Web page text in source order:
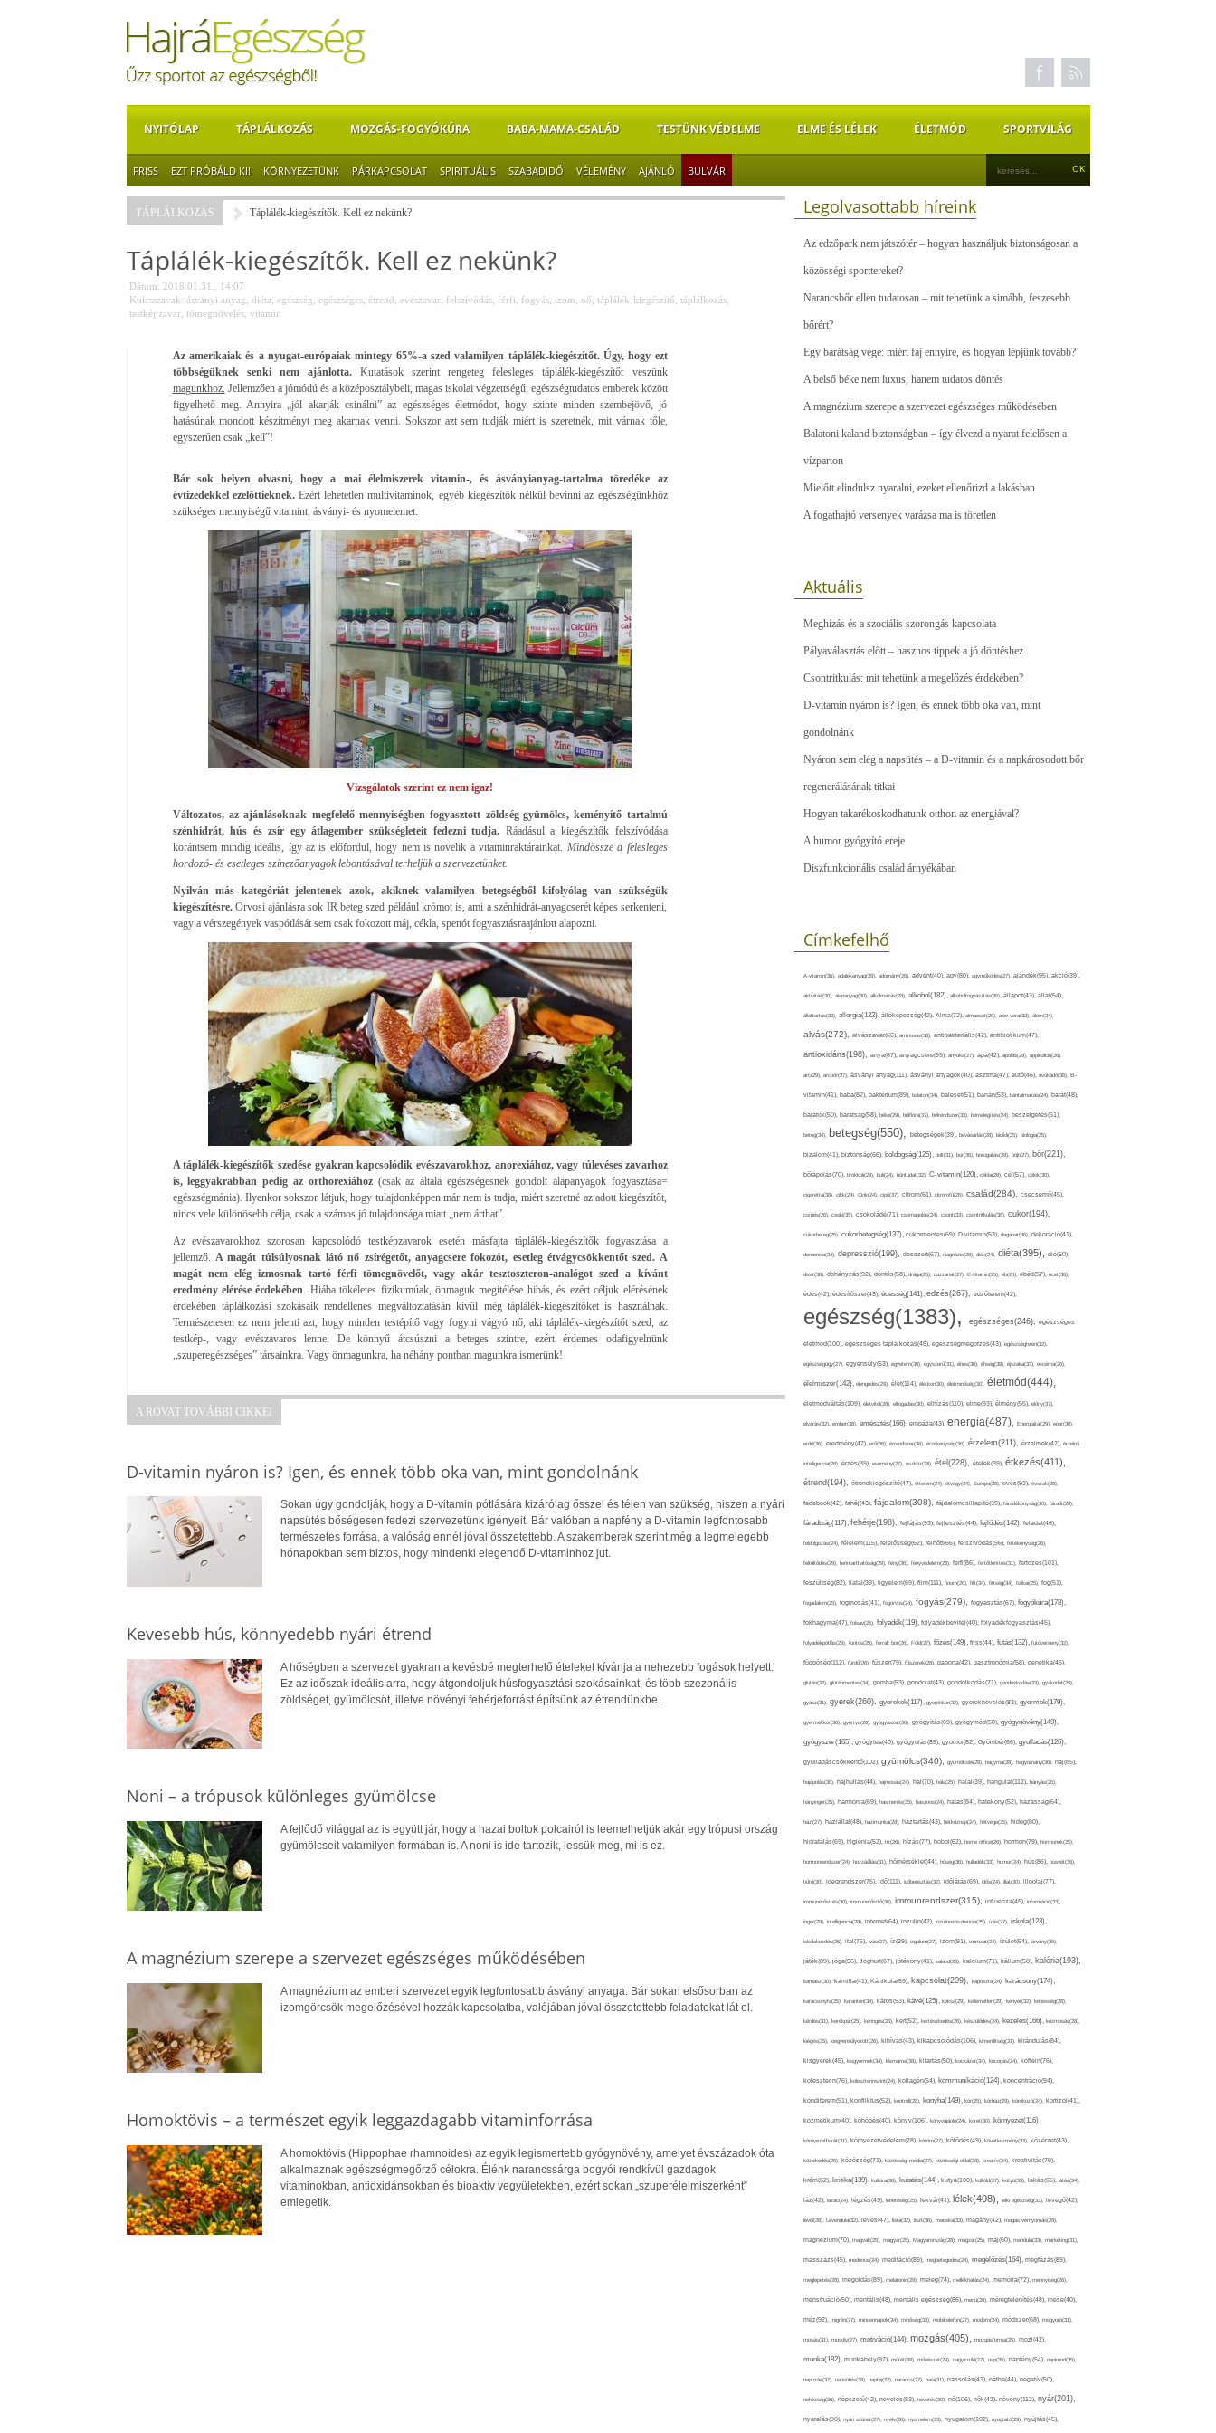
NYITÓLAP TÁPLÁLKOZÁS MOZGÁS-FOGYÓKÚRA BABA-MAMA-CSALÁD TESTÜNK VÉDELME ELME ÉS LÉLEK ÉLETMÓD SPORTVILÁG
FRISS EZT PRÓBÁLD KI! KÖRNYEZETÜNK PÁRKAPCSOLAT SPIRITUÁLIS SZABADIDŐ VÉLEMÉNY AJÁNLÓ BULVÁR
TÁPLÁLKOZÁS Táplálék-kiegészítők. Kell ez nekünk?
Táplálék-kiegészítők. Kell ez nekünk?
Dátum: 2018.01.31., 14:07
Kulcsszavak: ásványi anyag diéta egészség egészséges, étrend evészavar, felszívódás, férfi fogyás, izom nő táplálék-kiegészítő táplálkozás,
testképzavar, tömegnövelés, vitamin
Az amerikaiak és a nyugat-európaiak mintegy 65%-a szed valamilyen táplálék-kiegészítőt. Úgy, hogy ezt
többségüknek senki nem ajánlotta.Kutatások szerintrengeteg felesleges táplálék-kiegészítőt veszünk
magunkhoz. Jellemzően a jómódú és a középosztálybeli, magas iskolai végzettségű, egészségtudatos emberek között
figyelhető meg. Annyira „jól akarják csinálni” az egészséges életmódot, hogy szinte minden szembejövő, jó
hatásúnak mondott készítményt meg akarnak venni. Sokszor azt sem tudják miért is szeretnék, mit várnak tőle,
egyszerűen csak „kell”!
Bár sok helyen olvasni, hogy a mai élelmiszerek vitamin-, és ásványianyag-tartalma töredéke az
évtizedekkel ezelőttieknek.Ezért lehetetlen multivitaminok, egyéb kiegészítők nélkül bevinni az egészségünkhöz
szükséges mennyiségű vitamint, ásványi- és nyomelemet.
Vizsgálatok szerint ez nem igaz!
Változatos, az ajánlásoknak megfelelő mennyiségben fogyasztott zöldség-gyümölcs, keményítő tartalmú
szénhidrát, hús és zsír egy átlagember szükségleteit fedezni tudja. Ráadásul a kiegészítők felszívódása
korántsem mindig ideális, így az is előfordul, hogy nem is növelik a vitaminraktárainkat. Mindössze a felesleges
hordozó- és esetleges színezőanyagok lebontásával terheljük a szervezetünket.
Nyilván más kategóriát jelentenek azok, akiknek valamilyen betegségből kifolyólag van szükségük
kiegészítésre.Orvosi ajánlásra sok IR beteg szed például krómot is, ami a szénhidrát-anyagcserét képes serkenteni,
vagy a vérszegények vaspótlását sem csak fokozott máj, cékla, spenót fogyasztásraajánlott alapozni.
A táplálék-kiegészítők szedése gyakran kapcsolódik evészavarokhoz, anorexiához, vagy túlevéses zavarhoz
is, leggyakrabban pedig az orthorexiához(csak az általa egészségesnek gondolt alapanyagok fogyasztása=
egészségmánia). Ilyenkor sokszor látjuk, hogy tulajdonképpen már nem is tudja, miért szeretné az adott kiegészítőt,
nincs vele különösebb célja, csak a számos jó tulajdonsága miatt „nem árthat”.
Az evészavarokhoz szorosan kapcsolódó testképzavarok esetén másfajta táplálék-kiegészítők fogyasztása a
jellemző. A magát túlsúlyosnak látó nő zsírégetőt, anyagcsere fokozót, esetleg étvágycsökkentőt szed. A
magát nem elég izmosnak tartó férfi tömegnövelőt, vagy akár tesztoszteron-analógot szed a kívánt
eredmény elérése érdekében . Hiába tökéletes fizikumúak, önmaguk megítélése hibás, és ezért céljuk elérésének
érdekében táplálkozási szokásaik rendellenes megváltoztatásán kívül még táplálék-kiegészítőket is használnak.
Természetesen ez nem jelenti azt, hogy minden testépítő vagy fogyni vágyó nő, aki táplálék-kiegészítőt szed, az
testkép-, vagy evészavaros lenne. De könnyű átcsúszni a beteges szintre, ezért érdemes odafigyelnünk
„szuperegészséges” társainkra. Vagy önmagunkra, ha néhány pontban magunkra ismerünk!
A ROVAT TOVÁBBI CIKKEI
D-vitamin nyáron is? Igen, és ennek több oka van, mint gondolnánk
Sokan úgy gondolják, hogy a D-vitamin pótlására kizárólag ősszel és télen van szükség, hiszen a nyári
napsütés bőségesen fedezi szervezetünk igényeit. Bár valóban a napfény a D-vitamin legfontosabb
természetes forrása, a valóság ennél jóval összetettebb. A szakemberek szerint még a legmelegebb
hónapokban sem biztos, hogy mindenki elegendő D-vitaminhoz jut.
Kevesebb hús, könnyedebb nyári étrend
A hőségben a szervezet gyakran a kevésbé megterhelő ételeket kívánja a nehezebb fogások helyett.
Ez az időszak ideális arra, hogy átgondoljuk húsfogyasztási szokásainkat, és több szezonális
zöldséget, gyümölcsöt, illetve növényi fehérjeforrást építsünk az étrendünkbe.
Noni – a trópusok különleges gyümölcse
A fejlődő világgal az is együtt jár, hogy a hazai boltok polcairól is leemelhetjük akár egy trópusi ország
gyümölcseit valamilyen formában is. A noni is ide tartozik, lessük meg, mi is ez.
A magnézium szerepe a szervezet egészséges működésében
A magnézium az emberi szervezet egyik legfontosabb ásványi anyaga. Bár sokan elsősorban az
izomgörcsök megelőzésével hozzák kapcsolatba, valójában jóval összetettebb feladatokat lát el.
Homoktövis – a természet egyik leggazdagabb vitaminforrása
A homoktövis (Hippophae rhamnoides) az egyik legismertebb gyógynövény, amelyet évszázadok óta
alkalmaznak egészségmegőrző célokra. Élénk narancssárga bogyói rendkívül gazdagok
vitaminokban, antioxidánsokban és bioaktív vegyületekben, ezért sokan „szuperélelmiszerként”
emlegetik.
Legolvasottabb híreink
Az edzőpark nem játszótér – hogyan használjuk biztonságosan a
közösségi sporttereket?
Narancsbőr ellen tudatosan – mit tehetünk a simább, feszesebb
bőrért?
Egy barátság vége: miért fáj ennyire, és hogyan lépjünk tovább?
A belső béke nem luxus, hanem tudatos döntés
A magnézium szerepe a szervezet egészséges működésében
Balatoni kaland biztonságban – így élvezd a nyarat felelősen a
vízparton
Mielőtt elindulsz nyaralni, ezeket ellenőrizd a lakásban
A fogathajtó versenyek varázsa ma is töretlen
Aktuális
Meghízás és a szociális szorongás kapcsolata
Pályaválasztás előtt – hasznos tippek a jó döntéshez
Csontritkulás: mit tehetünk a megelőzés érdekében?
D-vitamin nyáron is? Igen, és ennek több oka van, mint
gondolnánk
Nyáron sem elég a napsütés – a D-vitamin és a napkárosodott bőr
regenerálásának titkai
Hogyan takarékoskodhatunk otthon az energiával?
A humor gyógyító ereje
Diszfunkcionális család árnyékában
Címkefelhő
A-vitamin(36), adalékanyag(28), adomány(26), advent(40), agy(80), agyműködés(27), ajándék(95), akció(39),
aktivitás(30), alapanyag(30), alkalmazás(28), alkohol(182), alkoholfogyasztás(36), állapot(43), állat(54),
állattartás(33), allergia(122), állóképesség(42), Alma(72), almaecet(26), aloe vera(33), álom(34),
alvás(272), alvászavar(66), aminosav(33), antibakteriális(42), antibiotikum(47),
antioxidáns(198), anya(67), anyagcsere(99), anyuka(27), apa(42), ápolás(29), applikáció(26),
arc(29), arcbőr(27), ásványi anyag(111), ásványi anyagok(40), asztma(47), autó(46), avokádó(36), B-
vitamin(41), baba(82), baktérium(89), balaton(34), baleset(51), banán(53), bántalmazás(24), barát(48),
barátok(50), barátság(58), béke(29), bélflóra(37), bélrendszer(33), bemelegítés(24), beszélgetés(61),
beteg(34), betegség(550), betegségek(39), bevásárlás(28), bicikli(25), biológia(25),
bizalom(41), biztonság(66), boldogság(125), bolt(31), bor(36), borogatás(28), böjt(27), bőr(221),
bőrápolás(70), brokkoli(29), buli(24), bűntudat(32), C-vitamin(120), cékla(28), cél(57), célok(30),
cigaretta(38), cikk(24), Cink(24), cipő(37), citrom(61), citromfű(26), család(284), csecsemő(45),
csípés(26), csoki(35), csokoládé(71), csomagolás(24), csont(33), csontritkulás(36), cukor(194),
cukorbeteg(25), cukorbetegség(137), cukormentes(69), D-vitamin(53), daganat(36), dekoráció(41),
demencia(34), depresszió(199), desszert(67), diagnózis(28), diák(24), diéta(395), dió(50),
divat(38), dohányzás(92), döntés(58), drága(26), duzzanat(27), E-vitamin(25), eb(26), ebéd(57), ecet(38),
édes(42), édesítőszer(43), édesség(141), edzés(267), edzőterem(42),
egészség(1383), egészséges(246), egészséges
életmód(100), egészséges táplálkozás(45), egészségmegőrzés(43), egészségtelen(32),
egészségügy(27), egyensúly(63), egyetem(30), egyszerű(31), éhes(30), éhség(38), éjszaka(33), ekcéma(26),
élelmiszer(142), elengedés(29), élet(114), életkor(30), életminőség(30), életmód(444),
életmódváltás(109), életvitel(28), elfogadás(30), elhízás(110), elme(93), élmény(55), előny(37),
elvárás(32), ember(38), emésztés(166), empátia(43), energia(487), Energiaital(29), eper(30),
erdő(36), eredmény(47), erő(36), érrendszer(36), érzékenység(36), érzelem(211), érzelmek(42), érzelmi
intelligencia(28), érzés(39), esemény(27), eszköz(28), étel(228), ételek(39), étkezés(411),
étrend(194), étrendkiegészítő(47), étterem(24), étvágy(34), Európa(28), evés(92), évszak(28),
facebook(42), fahéj(43), fájdalom(308), fájdalomcsillapító(39), fáradékonyság(30), fáradt(28),
fáradtság(117), fehérje(198), fejfájás(93), fejlesztés(44), fejlődés(142), feladat(46),
feldolgozás(24), félelem(115), felelősség(62), felnőtt(66), felszívódás(56), féltékenység(26),
feltöltődés(29), fenntarthatóság(29), fény(36), fényvédelem(28), férfi(86), fertőtlenítés(31), fertőzés(101),
feszültség(82), fiatal(39), figyelem(69), film(111), finom(26), fitt(34), fittség(34), fizikai(25), fog(51),
fogadalom(25), fogmosás(41), fogorvos(24), fogyás(279), fogyasztás(67), fogyókúra(178),
fokhagyma(47), folsav(25), folyadék(119), folyadékbevitel(40), folyadékfogyasztás(45),
folyadékpótlás(29), fontos(25), forralt bor(26), Föld(27), főzés(149), friss(44), futás(132), futóverseny(32),
függőség(112), fürdő(26), fűszer(79), fűszerek(28), gabona(42), gasztronómia(58), genetika(45),
glutén(32), gluténmentes(34), gomba(53), gondolat(43), gondolkodás(71), gondoskodás(33), gyakorlat(29),
gyász(31), gyerek(260), gyerekek(117), gyerekkor(32), gyereknevelés(83), gyermek(179),
gyermekkor(36), gyertya(28), gyógyászat(36), gyógyítás(69), gyógymód(50), gyógynövény(149),
gyógyszer(165), gyógytea(40), gyógyulás(85), gyomor(62), Gyömbér(66), gyulladás(126),
gyulladáscsökkentő(102), gyümölcs(340), gyümölcslé(28), hagyma(28), hagyomány(36), haj(85),
hajápolás(36), hajhullás(44), hajmosás(24), hal(70), hála(25), halál(39), hangulat(112), hányás(25),
hányinger(25), harmónia(69), hasmenés(35), hasznos(24), hatás(84), hatékony(52), házasság(64),
házi(27), háziállat(48), házimunka(28), háztartás(43), hétköznap(24), hétvége(25), hideg(80),
hidratálás(69), higiénia(52), hit(26), hízás(77), hobbi(62), home office(26), hormon(79), hormonok(25),
hormonrendszer(24), hozzáállás(31), hőmérséklet(44), hőség(36), hulladék(33), humor(24), hús(86), húsvét(36),
hűtő(30), idegrendszer(75), idő(111), időbeosztás(32), időjárás(69), idős(24), illat(30), illóolaj(77),
immunerősítés(30), immunerősítő(36), immunrendszer(315), influenza(45), információ(33),
inger(29), intelligencia(28), internet(64), inzulin(42), inzulinrezisztencia(35), írás(27), iskola(123),
iskolakezdés(25), ital(75), ivás(27), íz(39), izgalom(27), izom(91), izomzat(24), ízület(54), járvány(35),
játék(89), jóga(56), Joghurt(67), jótékony(41), kaland(28), kalcium(71), kálium(50), kalória(193),
kamasz(30), kamilla(41), Kánikula(59), kapcsolat(209), káposzta(24), karácsony(174),
karácsonyfa(25), karantén(34), káros(53), kávé(125), keksz(29), kellemetlen(29), kenyér(32), képesség(28),
kérdés(31), kerékpár(25), keringés(26), kert(52), kertészkedés(26), készülődés(24), kezelés(166), kézmosás(28),
kiégés(25), kiegyensúlyozott(26), kihívás(43), kikapcsolódás(106), kimerültség(31), kirándulás(84),
kisgyerek(45), kisgyermek(34), kismama(38), kitartás(50), kockázat(34), kocogás(24), koffein(76),
koleszterin(76), koleszterinszint(24), kollagén(54), kommunikáció(124), koncentráció(94),
konditerem(51), konfliktus(52), kontroll(28), konyha(149), kór(25), kórház(29), kórokozó(24), kortizol(41),
kozmetikum(40), köhögés(40), könyv(106), könyvajánló(24), köret(30), környezet(116),
környezetbarát(31), környezetvédelem(78), köröm(27), kötődés(49), következmény(33), közérzet(43),
közlekedés(26), közösség(71), közösségi média(27), közösségi oldal(38), kreatív(34), kreativitás(79),
krém(62), kritika(139), kultúra(36), kutatás(144), kutya(100), külföld(27), kütyü(33), lakás(65), látás(34),
láz(42), lazac(24), légzés(49), lehetőség(25), lekvár(41), lélek(408), lelki egészség(33), levegő(42),
levél(28), Levendula(32), leves(47), lista(32), liszt(36), macska(33), magány(42), magas vérnyomás(28),
magnézium(70), magvak(25), magyar(25), Magyarország(28), magzat(25), máj(60), mandula(33), marketing(31),
masszázs(45), medence(24), meditáció(89), megbetegedés(24), megelőzés(164), megfázás(89),
meglepetés(28), megoldás(89), melatonin(29), meleg(74), mellékhatás(24), memória(72), mennyiség(26),
menstruáció(50), mentális(48), mentális egészség(86), menü(28), méregtelenítés(48), mese(40),
méz(92), migrén(27), mindennapok(34), minőség(33), mobiltelefon(27), modern(24), módszer(68), mogyoró(31),
mosás(31), mosoly(27), motiváció(144), mozgás(405), mozgásforma(25), mozi(42),
munka(182), munkahely(92), műtét(38), művészet(29), nagyszülő(27), nap(35), napfény(54), napirend(35),
napozás(37), napsütés(38), naptej(32), narancs(27), nasi(31), nassolás(41), nátha(44), negatív(50),
nehézség(36), népszerű(42), nevelés(83), nevetés(30), nő(106), nők(42), növény(112), nyár(201),
nyaralás(90), nyári szünet(27), nyelv(26), nyomelem(33), nyugalom(102), nyugtató(29), nyújtás(45),